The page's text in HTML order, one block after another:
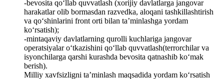
-bevosita qo‘llab quvvatlash (xorijiy davlatlarga jangovar
harakatlar olib bormasdan razvedka, aloqani tashkillashtirish
va qo‘shinlarini front orti bilan ta’minlashga yordam
ko‘rsatish);
-mintaqaviy davlatlarning qurolli kuchlariga jangovar
operatsiyalar o‘tkazishini qo‘llab quvvatlash(terrorchilar va
isyonchilarga qarshi kurashda bevosita qatnashib ko‘mak
berish).
Milliy xavfsizligni ta’minlash maqsadida yordam ko‘rsatish